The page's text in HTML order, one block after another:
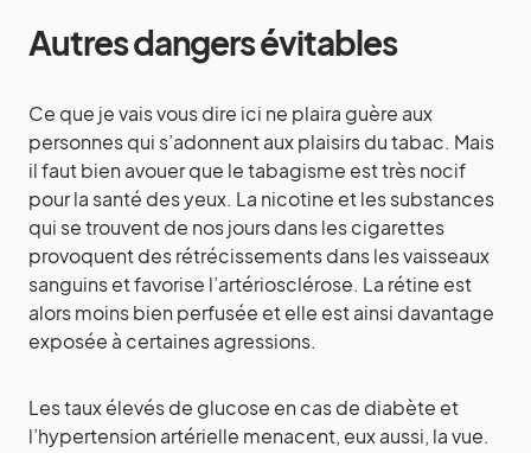
Autres dangers évitables
Ce que je vais vous dire ici ne plaira guère aux
personnes qui s’adonnent aux plaisirs du tabac. Mais
il faut bien avouer que le tabagisme est très nocif
pour la santé des yeux. La nicotine et les substances
qui se trouvent de nos jours dans les cigarettes
provoquent des rétrécissements dans les vaisseaux
sanguins et favorise l’artériosclérose. La rétine est
alors moins bien perfusée et elle est ainsi davantage
exposée à certaines agressions.
Les taux élevés de glucose en cas de diabète et
l’hypertension artérielle menacent, eux aussi, la vue.